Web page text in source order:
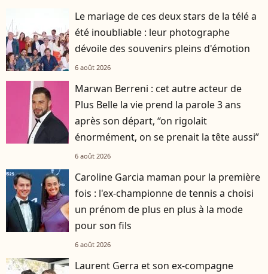
Le mariage de ces deux stars de la télé a
été inoubliable : leur photographe
dévoile des souvenirs pleins d'émotion
6 août 2026
Marwan Berreni : cet autre acteur de
Plus Belle la vie prend la parole 3 ans
après son départ, “on rigolait
énormément, on se prenait la tête aussi”
6 août 2026
Caroline Garcia maman pour la première
fois : l'ex-championne de tennis a choisi
un prénom de plus en plus à la mode
pour son fils
6 août 2026
Laurent Gerra et son ex-compagne